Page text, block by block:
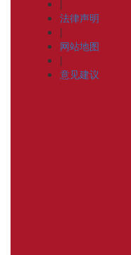
法律声明
|
网站地图
|
意见建议